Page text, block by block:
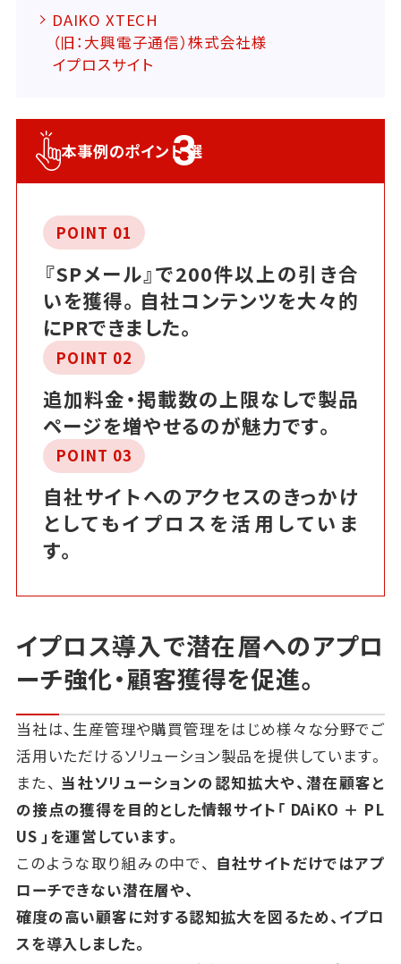
DAIKO XTECH
（旧：大興電子通信）株式会社様
イプロスサイト
本事例のポイント3
選
POINT 01
『SPメール』で200件以上の引き合
いを獲得。自社コンテンツを大々的
にPRできました。
POINT 02
追加料金・掲載数の上限なしで製品
ページを増やせるのが魅力です。
POINT 03
自社サイトへのアクセスのきっかけ
としてもイプロスを活用していま
す。
イプロス導入で潜在層へのアプロ
ーチ強化・顧客獲得を促進。
当社は、生産管理や購買管理をはじめ様々な分野でご
活用いただけるソリューション製品を提供しています。
また、 当社ソリューションの認知拡大や、潜在顧客と
の接点の獲得を目的とした情報サイト 「 DAiKO ＋ PL
US 」を運営しています。
このような取り組みの中で、 自社サイトだけではアプ
ローチできない潜在層や、
確度の高い顧客に対する認知拡大を図るため、イプロ
スを導入しました。